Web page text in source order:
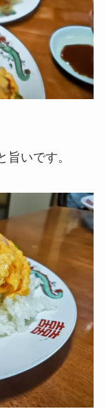
いです。